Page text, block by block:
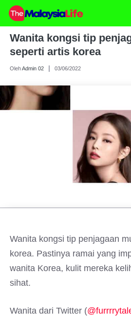
Skip
content
Wanita kongsi tip
seperti artis korea
OlehAdmin 02 03/06/2022
Wanita kongsi tip penjagaan
korea. Pastinya ramai yang
wanita Korea, kulit mereka
sihat.
Wanita dari Twitter (